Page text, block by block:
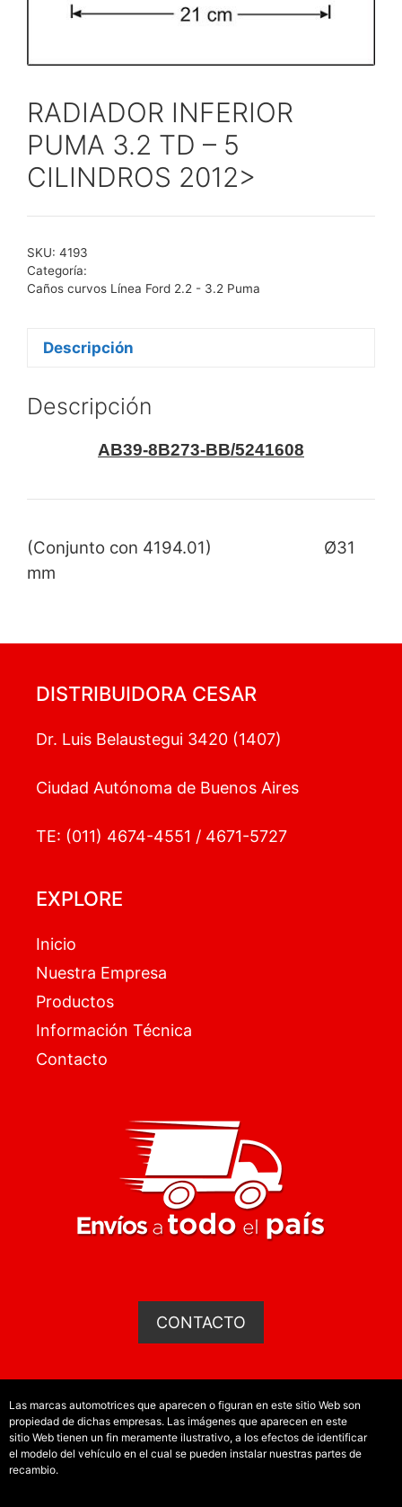
RADIADOR INFERIOR
PUMA 3.2 TD – 5
CILINDROS 2012>
SKU: 4193
Categoría:
Caños curvos Línea Ford 2.2 - 3.2 Puma
Descripción
Descripción
AB39-8B273-BB/5241608
(Conjunto con 4194.01) Ø31
mm
DISTRIBUIDORA CESAR
Dr. Luis Belaustegui 3420 (1407)
Ciudad Autónoma de Buenos Aires
TE: (011) 4674-4551 / 4671-5727
EXPLORE
Inicio
Nuestra Empresa
Productos
Información Técnica
Contacto
CONTACTO
Las marcas automotrices que aparecen o figuran en este sitio Web son
propiedad de dichas empresas. Las imágenes que aparecen en este
sitio Web tienen un fin meramente ilustrativo, a los efectos de identificar
el modelo del vehículo en el cual se pueden instalar nuestras partes de
recambio.